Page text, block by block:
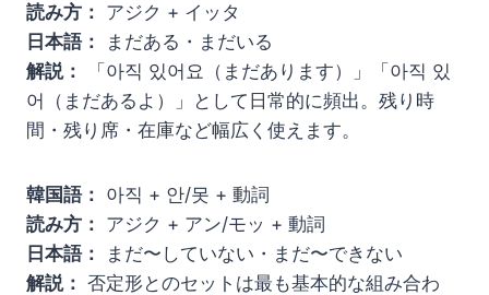
読み方： アジク + イッタ
日本語：
まだある・まだいる
解説：
「아직 있어요（まだあります）」「아직 있
어（まだあるよ）」として日常的に頻出。残り時
間・残り席・在庫など幅広く使えます。
韓国語： 아직 + 안/못 + 動詞
読み方： アジク + アン/モッ + 動詞
日本語：
まだ〜していない・まだ〜できない
解説： 否定形とのセットは最も基本的な組み合わ